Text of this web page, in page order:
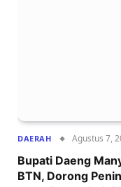
DAERAH Agustus 7,
Bupati Daeng
BTN, Dorong